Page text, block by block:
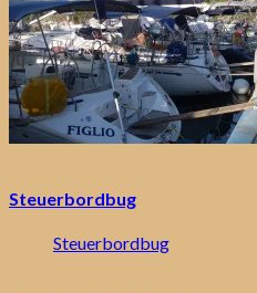
Steuerbordbug
Steuerbordbug